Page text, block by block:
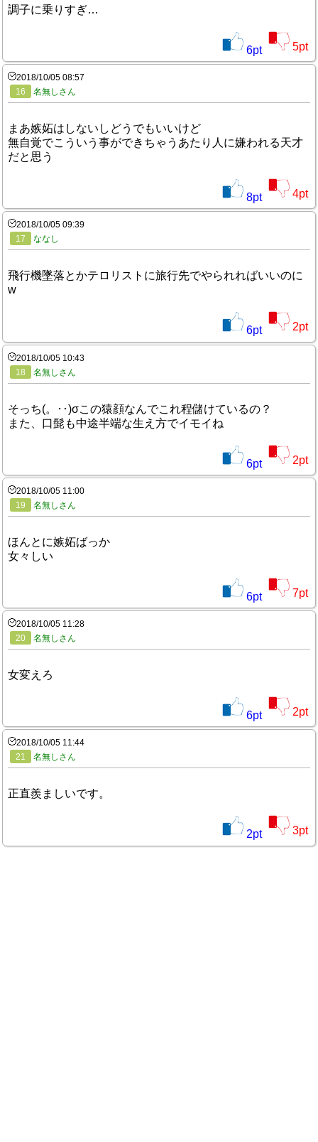
調子に乗りすぎ…
6pt 5pt
2018/10/05 08:57
16
名無しさん
まあ嫉妬はしないしどうでもいいけど
無自覚でこういう事ができちゃうあたり人に嫌われる天才
だと思う
8pt 4pt
2018/10/05 09:39
17
ななし
飛行機墜落とかテロリストに旅行先でやられればいいのに
w
6pt 2pt
2018/10/05 10:43
18
名無しさん
そっち(。･･)σこの猿顔なんでこれ程儲けているの？
また、口髭も中途半端な生え方でイモイね
6pt 2pt
2018/10/05 11:00
19
名無しさん
ほんとに嫉妬ばっか
女々しい
6pt 7pt
2018/10/05 11:28
20
名無しさん
女変えろ
6pt 2pt
2018/10/05 11:44
21
名無しさん
正直羨ましいです。
2pt 3pt